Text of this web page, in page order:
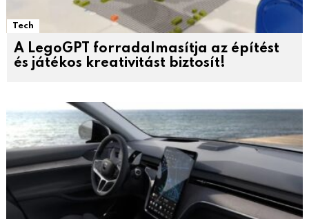
Tech
A LegoGPT forradalmasítja az építést
és játékos kreativitást biztosít!